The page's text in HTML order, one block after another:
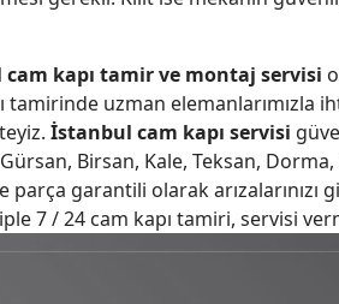
kapı tamir ve montaj servisi
tamirinde uzman elemanlarımızla
İstanbul cam kapı servisi
Birsan, Kale, Teksan,
parça garantili olarak
7 / 24 cam kapı tamiri, servisi